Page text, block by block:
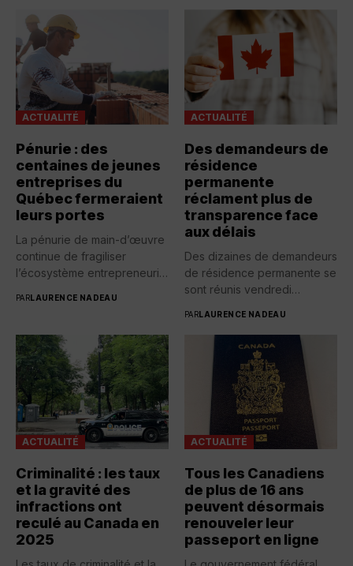
ACTUALITÉ
Pénurie : des
centaines de jeunes
entreprises du
Québec fermeraient
leurs portes
La pénurie de main-d’œuvre
continue de fragiliser
l’écosystème entrepreneurial
PARLAURENCE NADEAU
ACTUALITÉ
Des demandeurs de
résidence
permanente
réclament plus de
transparence face
aux délais
Des dizaines de demandeurs
de résidence permanente se
sont réunis vendredi
PARLAURENCE NADEAU
ACTUALITÉ
Criminalité : les taux
et la gravité des
infractions ont
reculé au Canada en
2025
ACTUALITÉ
Tous les Canadiens
de plus de 16 ans
peuvent désormais
renouveler leur
passeport en ligne